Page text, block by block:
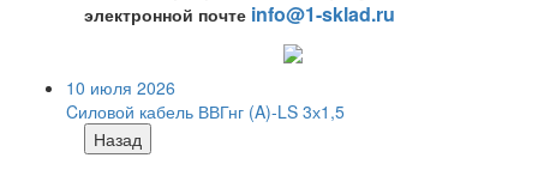
электронной почте info@1-sklad.ru
10 июля 2026
Cиловой кабель ВВГнг (A)-LS 3х1,5
Назад